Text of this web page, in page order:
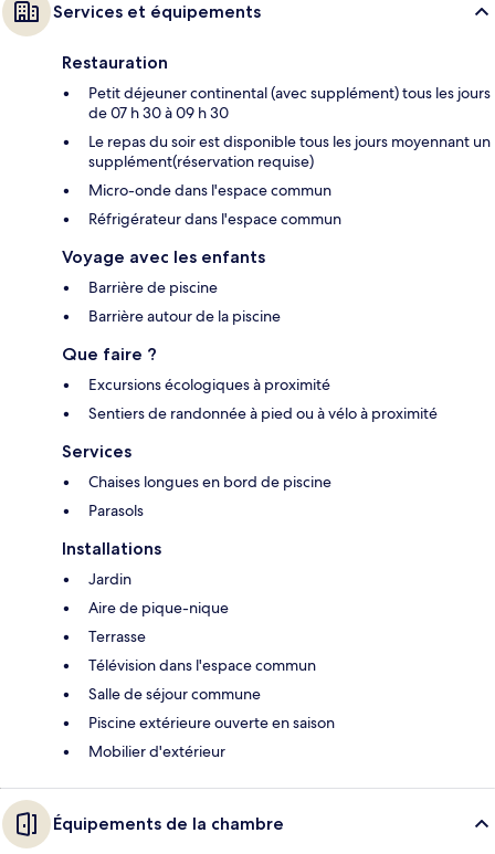
Services et équipements
Restauration
Petit déjeuner continental (avec supplément) tous les jours
de 07 h 30 à 09 h 30
Le repas du soir est disponible tous les jours moyennant un
supplément(réservation requise)
Micro-onde dans l'espace commun
Réfrigérateur dans l'espace commun
Voyage avec les enfants
Barrière de piscine
Barrière autour de la piscine
Que faire ?
Excursions écologiques à proximité
Sentiers de randonnée à pied ou à vélo à proximité
Services
Chaises longues en bord de piscine
Parasols
Installations
Jardin
Aire de pique-nique
Terrasse
Télévision dans l'espace commun
Salle de séjour commune
Piscine extérieure ouverte en saison
Mobilier d'extérieur
Équipements de la chambre